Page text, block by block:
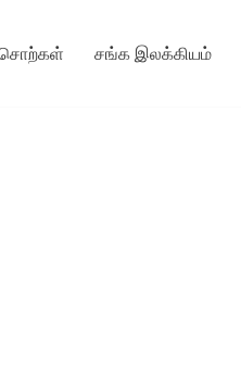
சங்க இலக்கியம்